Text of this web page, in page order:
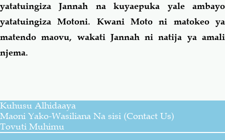
yatatuingiza Jannah na kuyaepuka yale ambayo
yatatuingiza Motoni. Kwani Moto ni matokeo ya
matendo maovu, wakati Jannah ni natija ya amali
njema.
Kuhusu Alhidaaya
Maoni Yako-Wasiliana Na sisi (Contact Us)
Tovuti Muhimu